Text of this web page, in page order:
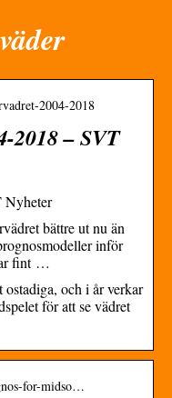
2004-2018
2018 – SVT
Nyheter
bättre ut nu än
inför
fint …
ostadiga, och i år verkar
för att se vädret
for-midso…